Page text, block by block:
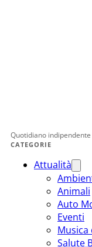
Quotidiano
CATEGORIE
Attualità
Animali
Auto
Eventi
Musica
Salute